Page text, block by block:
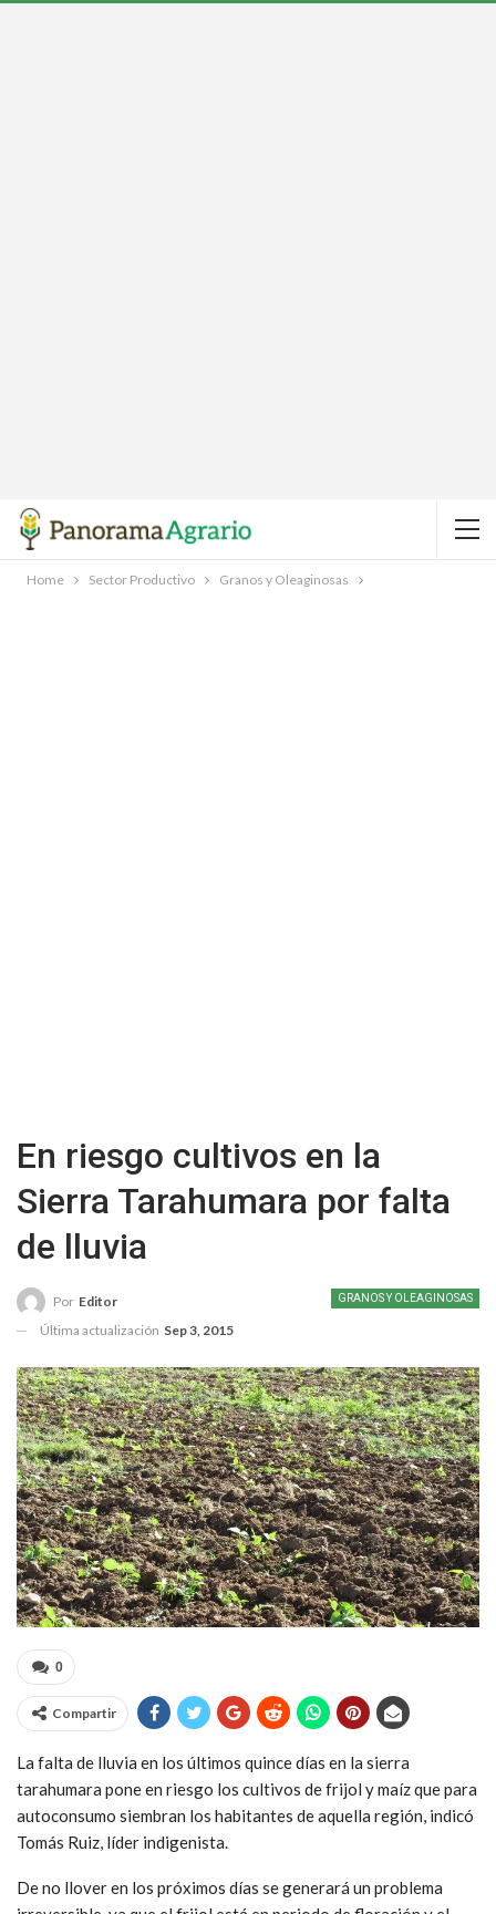
Home Sector Productivo Granos y Oleaginosas
En riesgo cultivos en la
Sierra Tarahumara por falta
de lluvia
GRANOS Y OLEAGINOSAS
Por Editor
Última actualización Sep 3, 2015
0
Compartir
La falta de lluvia en los últimos quince días en la sierra
tarahumara pone en riesgo los cultivos de frijol y maíz que para
autoconsumo siembran los habitantes de aquella región, indicó
Tomás Ruiz, líder indigenista.
De no llover en los próximos días se generará un problema